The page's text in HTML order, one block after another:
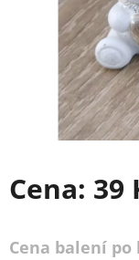
Cena: 39
Cena balení po